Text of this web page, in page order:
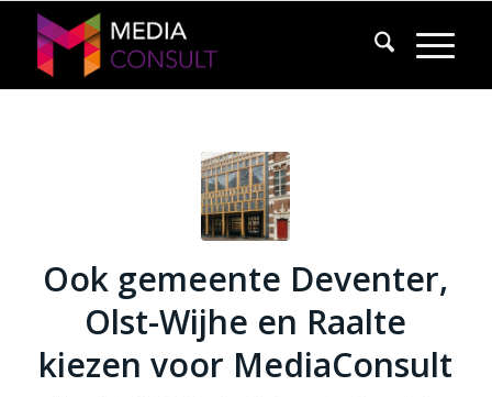
Ook gemeente Deventer,
Olst-Wijhe en Raalte
kiezen voor MediaConsult